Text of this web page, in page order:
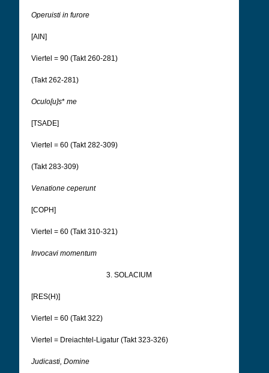
Operuisti in furore
[AIN]
Viertel = 90 (Takt 260-281)
(Takt 262-281)
Oculo[u]s* me
[TSADE]
Viertel = 60 (Takt 282-309)
(Takt 283-309)
Venatione ceperunt
[COPH]
Viertel = 60 (Takt 310-321)
Invocavi momentum
3. SOLACIUM
[RES(H)]
Viertel = 60 (Takt 322)
Viertel = Dreiachtel-Ligatur (Takt 323-326)
Judicasti, Domine